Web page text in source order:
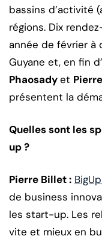
bassins d’activité
régions. Dix
année de février à
Guyane et, en fin
Phaosadyet
présentent la
Quelles sont les
up ?
Pierre Billet :
de business
les start-up. Les
vite et mieux en